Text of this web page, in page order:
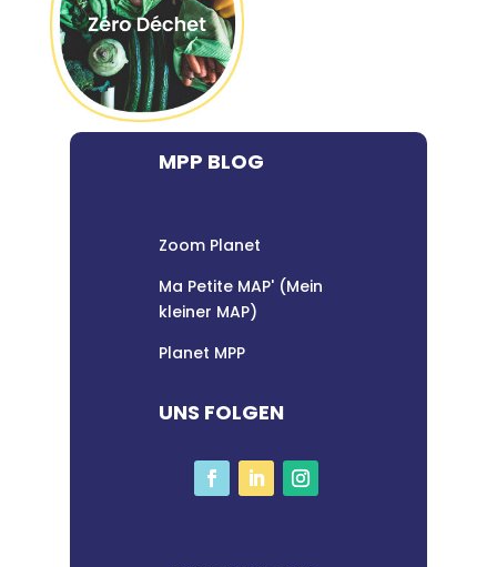
MPP BLOG
Zoom Planet
Ma Petite MAP' (Mein
kleiner MAP)
Planet MPP
UNS FOLGEN